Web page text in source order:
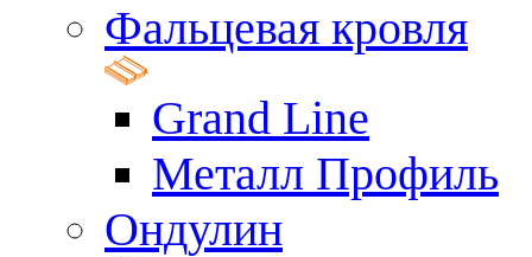
Фальцевая кровля
Grand Line
Металл Профиль
Ондулин